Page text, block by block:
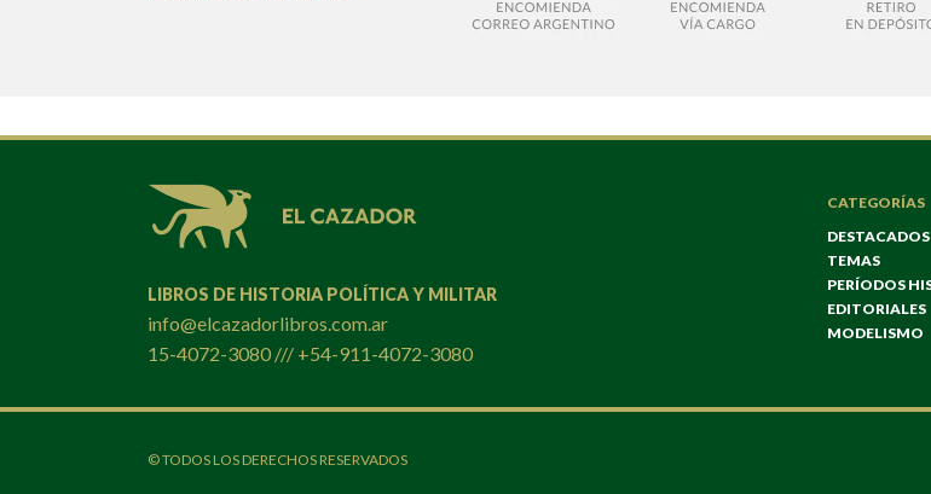
LIBROS DE HISTORIA POLÍTICA Y MILITAR
info@elcazadorlibros.com.ar
15-4072-3080 /// +54-911-4072-3080
CATEGORÍAS
DESTACADOS
TEMAS
PERÍODOS
EDITORIALES
MODELISMO
© TODOS LOS DERECHOS RESERVADOS